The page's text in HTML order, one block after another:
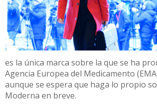
es la única marca sobre la que se ha
Agencia Europea del Medicamento
aunque se espera que haga lo propio
Moderna en breve.